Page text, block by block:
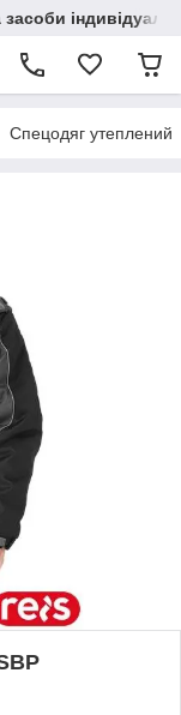
Спецодяг утеплений